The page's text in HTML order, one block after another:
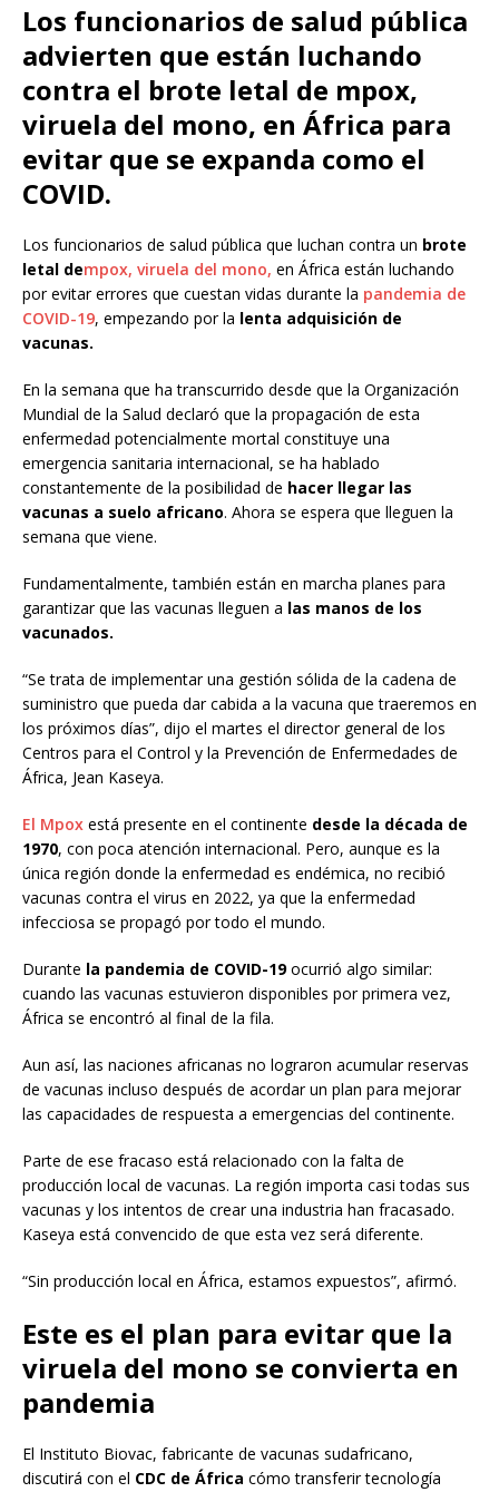
Los funcionarios de salud pública
advierten que están luchando
contra el brote letal de mpox,
viruela del mono, en África para
evitar que se expanda como el
COVID.
Los funcionarios de salud pública que luchan contra un brote
letal dempox, viruela del mono, en África están luchando
por evitar errores que cuestan vidas durante la pandemia de
COVID-19, empezando por la lenta adquisición de
vacunas.
En la semana que ha transcurrido desde que la Organización
Mundial de la Salud declaró que la propagación de esta
enfermedad potencialmente mortal constituye una
emergencia sanitaria internacional, se ha hablado
constantemente de la posibilidad de hacer llegar las
vacunas a suelo africano. Ahora se espera que lleguen la
semana que viene.
Fundamentalmente, también están en marcha planes para
garantizar que las vacunas lleguen a las manos de los
vacunados.
“Se trata de implementar una gestión sólida de la cadena de
suministro que pueda dar cabida a la vacuna que traeremos en
los próximos días”, dijo el martes el director general de los
Centros para el Control y la Prevención de Enfermedades de
África, Jean Kaseya.
El Mpox está presente en el continente desde la década de
1970, con poca atención internacional. Pero, aunque es la
única región donde la enfermedad es endémica, no recibió
vacunas contra el virus en 2022, ya que la enfermedad
infecciosa se propagó por todo el mundo.
Durante la pandemia de COVID-19ocurrió algo similar:
cuando las vacunas estuvieron disponibles por primera vez,
África se encontró al final de la fila.
Aun así, las naciones africanas no lograron acumular reservas
de vacunas incluso después de acordar un plan para mejorar
las capacidades de respuesta a emergencias del continente.
Parte de ese fracaso está relacionado con la falta de
producción local de vacunas. La región importa casi todas sus
vacunas y los intentos de crear una industria han fracasado.
Kaseya está convencido de que esta vez será diferente.
“Sin producción local en África, estamos expuestos”, afirmó.
Este es el plan para evitar que la
viruela del mono se convierta en
pandemia
El Instituto Biovac, fabricante de vacunas sudafricano,
discutirá con el CDC de África cómo transferir tecnología